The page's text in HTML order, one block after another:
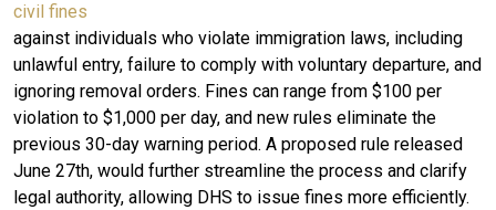
civil fines
against individuals who violate immigration laws, including
unlawful entry, failure to comply with voluntary departure, and
ignoring removal orders. Fines can range from $100 per
violation to $1,000 per day, and new rules eliminate the
previous 30-day warning period. A proposed rule released
June 27th, would further streamline the process and clarify
legal authority, allowing DHS to issue fines more efficiently.